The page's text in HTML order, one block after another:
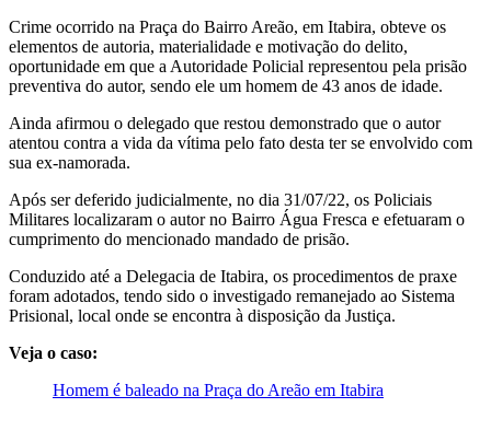
Crime ocorrido na Praça do Bairro Areão, em Itabira, obteve os
elementos de autoria, materialidade e motivação do delito,
oportunidade em que a Autoridade Policial representou pela prisão
preventiva do autor, sendo ele um homem de 43 anos de idade.
Ainda afirmou o delegado que restou demonstrado que o autor
atentou contra a vida da vítima pelo fato desta ter se envolvido com
sua ex-namorada.
Após ser deferido judicialmente, no dia 31/07/22, os Policiais
Militares localizaram o autor no Bairro Água Fresca e efetuaram o
cumprimento do mencionado mandado de prisão.
Conduzido até a Delegacia de Itabira, os procedimentos de praxe
foram adotados, tendo sido o investigado remanejado ao Sistema
Prisional, local onde se encontra à disposição da Justiça.
Veja o caso:
Homem é baleado na Praça do Areão em Itabira